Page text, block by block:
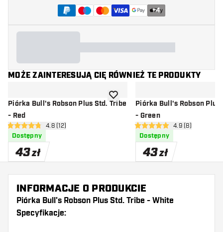
+4
MOŻE ZAINTERESUJĄ CIĘ RÓWNIEŻ TE PRODUKTY
Piórka Bull's Robson Plus Std. Tribe
- Red
otwórz panel recenzji
4.8 gwiazdki oceny
4.8 (12)
Dostępny
43zł
dodaj do listy życzeń
Piórka Bull's Robson Plus
- Green
otwórz panel
4.9 gwiazdki oceny
4.9 (8)
Dostępny
43zł
INFORMACJE O PRODUKCIE
Piórka Bull's Robson Plus Std. Tribe - White
Specyfikacje: